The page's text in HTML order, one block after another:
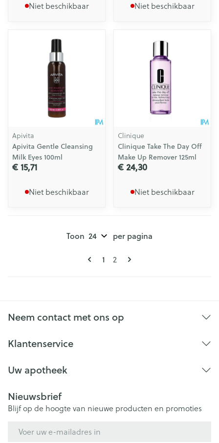
Niet beschikbaar Niet beschikbaar
Apivita
Apivita Gentle Cleansing
Milk Eyes 100ml
€ 15,71
Niet beschikbaar
Clinique
Clinique Take The Day Off
Make Up Remover 125ml
€ 24,30
Niet beschikbaar
Pagina's
U lees momenteel pagina
1 Pagina
2
Toon per pagina
Neem contact met ons op
Klantenservice
Uw apotheek
Nieuwsbrief
Blijf op de hoogte van nieuwe producten en promoties